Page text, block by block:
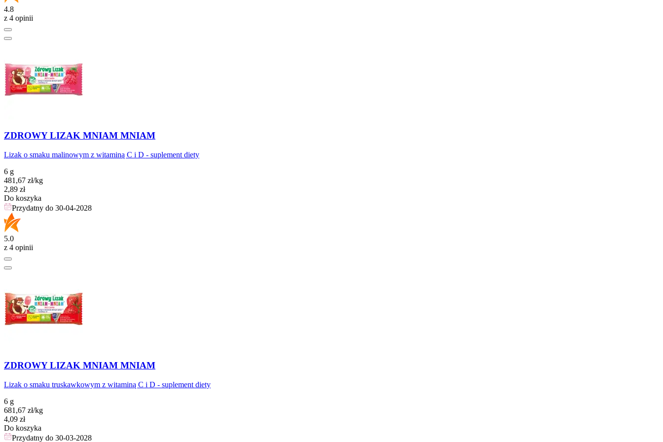
4.8
z 4 opinii
ZDROWY LIZAK MNIAM MNIAM
Lizak o smaku malinowym z witaminą C i D - suplement diety
6 g
481,67 zł/kg
Cena
2,89 zł
Do koszyka
Przydatny do 30-04-2028
5.0
z 4 opinii
ZDROWY LIZAK MNIAM MNIAM
Lizak o smaku truskawkowym z witaminą C i D - suplement diety
6 g
681,67 zł/kg
Cena
4,09 zł
Do koszyka
Przydatny do 30-03-2028